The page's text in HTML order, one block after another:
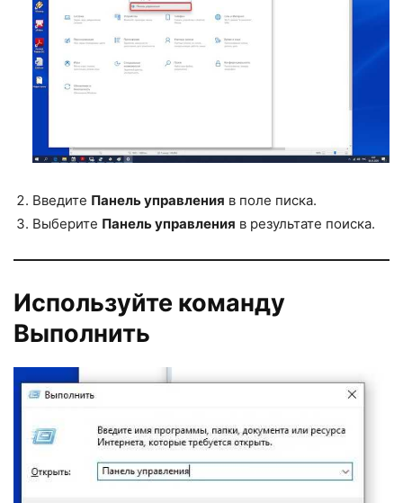
Введите Панель управления в поле писка.
Выберите Панель управления в результате поиска.
Используйте команду
Выполнить